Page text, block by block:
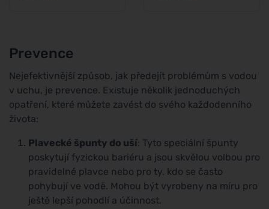
Prevence
Nejefektivnější způsob, jak předejít problémům s vodou
v uchu, je prevence. Existuje několik jednoduchých
opatření, které můžete zavést do svého každodenního
života:
Plavecké špunty do uší: Tyto speciální špunty
poskytují fyzickou bariéru a jsou skvělou volbou pro
pravidelné plavce nebo pro ty, kdo se často
pohybují ve vodě. Mohou být vyrobeny na míru pro
ještě lepší pohodlí a účinnost.